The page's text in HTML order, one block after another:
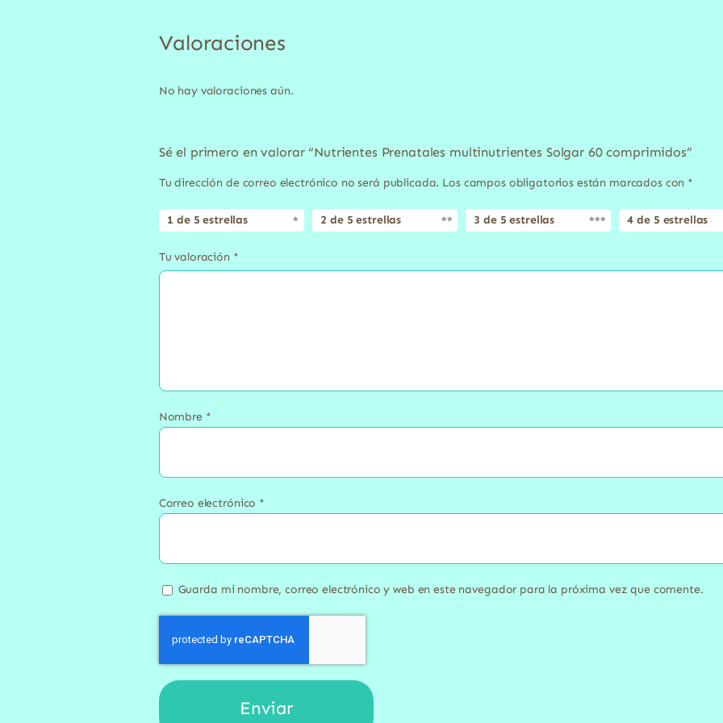
Valoraciones
No hay valoraciones aún.
Sé el primero en valorar “Nutrientes Prenatales multinutrientes Solgar 60 comprimidos”
Tu dirección de correo electrónico no será publicada. Los campos obligatorios están marcados con *
1 de 5 estrellas 2 de 5 estrellas 3 de 5 estrellas 4 de 5 estrellas
Tu valoración *
Nombre *
Correo electrónico *
Guarda mi nombre, correo electrónico y web en este navegador para la próxima vez que comente.